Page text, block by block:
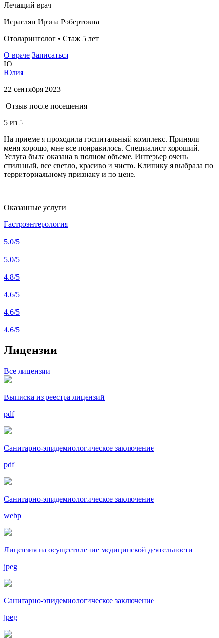
Лечащий врач
Исраелян Ирэна Робертовна
Отоларинголог • Стаж 5 лет
О враче Записаться
Ю
Юлия
22 сентября 2023
Отзыв после посещения
5 из 5
На приеме я проходила госпитальный комплекс. Приняли
меня хорошо, мне все понравилось. Специалист хороший.
Услуга была оказана в полном объеме. Интерьер очень
стильный, все светло, красиво и чисто. Клинику я выбрала по
территориальному признаку и по цене.
Оказанные услуги
Гастроэнтерология
5.0/5
5.0/5
4.8/5
4.6/5
4.6/5
4.6/5
Лицензии
Все лицензии
Выписка из реестра лицензий
pdf
Санитарно-эпидемиологическое заключение
pdf
Санитарно-эпидемиологическое заключение
webp
Лицензия на осуществление медицинской деятельности
jpeg
Санитарно-эпидемиологическое заключение
jpeg